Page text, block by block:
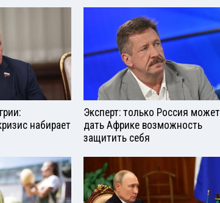
набирает
Эксперт: только Россия может
дать Африке возможность
защитить себя